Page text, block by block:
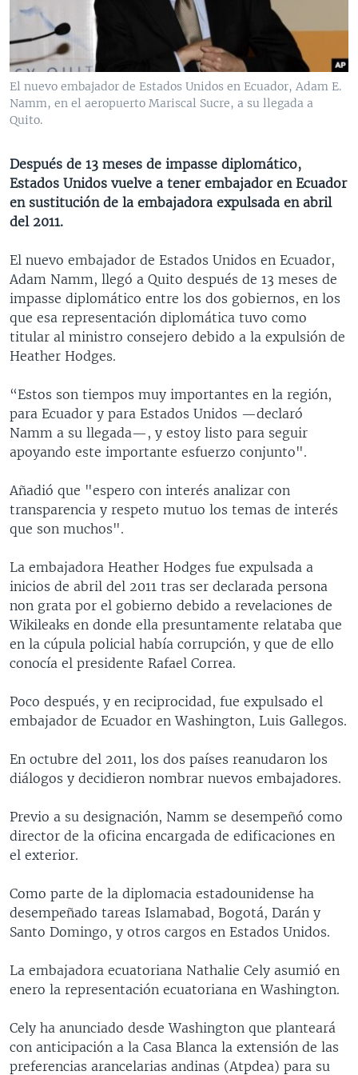
VENEZUELA
BRASIL
NICARAGUA
ECONOMÍA
ENTRETENIMIENTO Y CULTURA
TECNOLOGÍA
DEPORTES
MULTIMEDIA
VIDEOS
FOTOGRAFÍA
AUDIOS
PROGRAMAS TV
EL MUNDO AL DÍA
FORO INTERAMERICANO
LAS CLAVES
PANORAMA
RADIO
AVANCE INFORMATIVO
BUENOS DÍAS AMÉRICA
ESTADOS UNIDOS AL DÍA
EL MUNDO AL DÍA [RADIO]
DEPORTIVO INTERNACIONAL
NOTA ECONÓMICA
ENTRETENIMIENTO
DIRECT
DOCUMENTALES DE LA VOA
Learning English
SÍGANOS
El nuevo embajador de Estados Unidos en Ecuador, Adam E.
Namm, en el aeropuerto Mariscal Sucre, a su llegada a
Quito.
Después de 13 meses de impasse diplomático,
Estados Unidos vuelve a tener embajador en Ecuador
en sustitución de la embajadora expulsada en abril
del 2011.
El nuevo embajador de Estados Unidos en Ecuador,
Adam Namm, llegó a Quito después de 13 meses de
impasse diplomático entre los dos gobiernos, en los
que esa representación diplomática tuvo como
titular al ministro consejero debido a la expulsión de
Heather Hodges.
“Estos son tiempos muy importantes en la región,
para Ecuador y para Estados Unidos —declaró
Namm a su llegada—, y estoy listo para seguir
apoyando este importante esfuerzo conjunto".
Añadió que "espero con interés analizar con
transparencia y respeto mutuo los temas de interés
que son muchos".
La embajadora Heather Hodges fue expulsada a
inicios de abril del 2011 tras ser declarada persona
non grata por el gobierno debido a revelaciones de
Wikileaks en donde ella presuntamente relataba que
en la cúpula policial había corrupción, y que de ello
conocía el presidente Rafael Correa.
Poco después, y en reciprocidad, fue expulsado el
embajador de Ecuador en Washington, Luis Gallegos.
En octubre del 2011, los dos países reanudaron los
diálogos y decidieron nombrar nuevos embajadores.
Previo a su designación, Namm se desempeñó como
director de la oficina encargada de edificaciones en
el exterior.
Como parte de la diplomacia estadounidense ha
desempeñado tareas Islamabad, Bogotá, Darán y
Santo Domingo, y otros cargos en Estados Unidos.
La embajadora ecuatoriana Nathalie Cely asumió en
enero la representación ecuatoriana en Washington.
Cely ha anunciado desde Washington que planteará
con anticipación a la Casa Blanca la extensión de las
preferencias arancelarias andinas (Atpdea) para su